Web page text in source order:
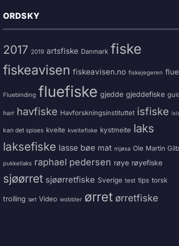
ORDSKY
2017 2019 artsfiske Danmark fiske
fiskeavisen fiskeavisen.no fiskejegeren flue
Fluebinding fluefiske gjedde gjeddefiske
harr havfiske Havforskningsinstituttet isfiske
kan det spises kveite kveitefiske kystmeite laks
laksefiske lasse bøe mat mjøsa Ole Martin
pukkellaks raphael pedersen røye røyefiske
sjøørret sjøørretfiske Sverige test tips torsk
trolling tørt Video wobbler ørret ørretfiske